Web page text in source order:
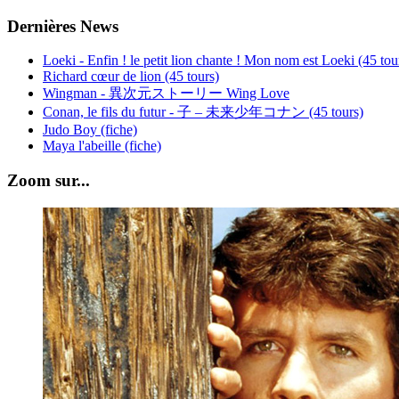
Dernières News
Loeki - Enfin ! le petit lion chante ! Mon nom est Loeki (45
Richard cœur de lion (45 tours)
Wingman - 異次元ストーリー Wing Love
Conan, le fils du futur - 子 – 未来少年コナン (45 tours)
Judo Boy (fiche)
Maya l'abeille (fiche)
Zoom sur...